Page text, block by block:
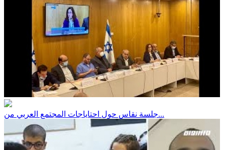
جلسة نقاس حول احتاياجات المجتمع العربي من...